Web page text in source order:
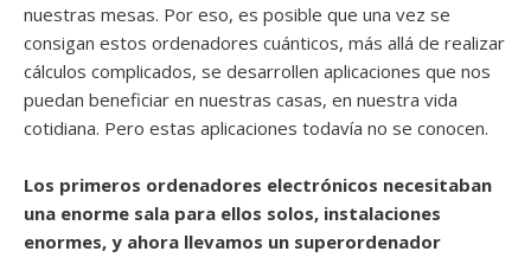
nuestras mesas. Por eso, es posible que una vez se
consigan estos ordenadores cuánticos, más allá de realizar
cálculos complicados, se desarrollen aplicaciones que nos
puedan beneficiar en nuestras casas, en nuestra vida
cotidiana. Pero estas aplicaciones todavía no se conocen.
Los primeros ordenadores electrónicos necesitaban
una enorme sala para ellos solos, instalaciones
enormes, y ahora llevamos un superordenador